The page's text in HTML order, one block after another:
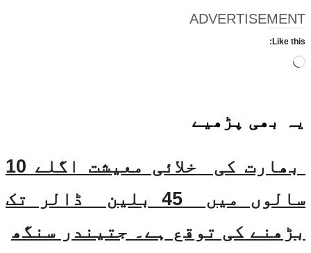
ADVERTISEMENT
Like this:
Loading…
یہ بھی پڑھیے
بھارت کی خلائی معیشت اگلے 10
سالوں میں 45 بلین ڈالر تک
بڑھنے کی توقع ہے۔ جتیندر سنگھ